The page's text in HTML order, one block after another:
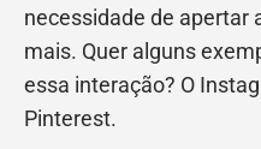
necessidade de apertar
mais. Quer alguns
essa interação? O
Pinterest.